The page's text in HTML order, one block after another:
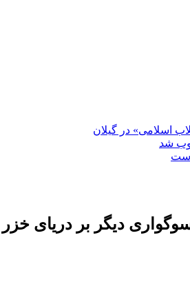
اسلامی» در گیلان
شد
دیگر بر دریای خزر